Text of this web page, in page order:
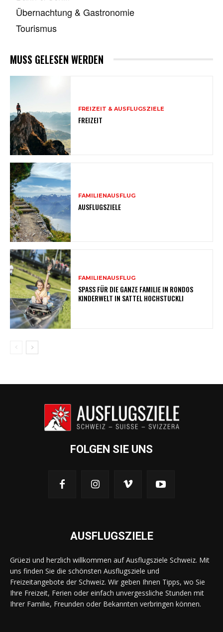
Übernachtung & Gastronomie
Tourismus
MUSS GELESEN WERDEN
FREIZEIT & AUSFLUGSZIELE
FREIZEIT
FAMILIENAUSFLUG
AUSFLUGSZIELE
FAMILIENAUSFLUG
SPASS FÜR DIE GANZE FAMILIE IN RONDOS
KINDERWELT IN SATTEL HOCHSTUCKLI
FOLGEN SIE UNS
AUSFLUGSZIELE
Grüezi und herzlich willkommen auf Ausflugsziele Schweiz. Mit
uns finden Sie die schönsten Ausflugsziele und
Freizeitangebote der Schweiz. Wir geben Ihnen Tipps, wo Sie
Ihre Freizeit, Ferien oder einfach unvergessliche Stunden mit
Ihrer Familie, Freunden oder Bekannten verbringen können.